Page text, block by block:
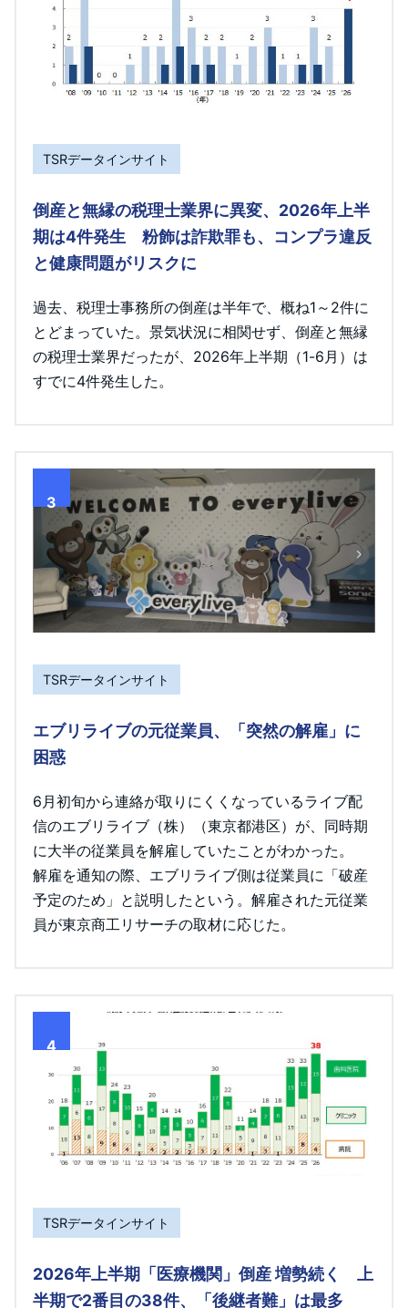
TSRデータインサイト
倒産と無縁の税理士業界に異変、2026年上半
期は4件発生 粉飾は詐欺罪も、コンプラ違反
と健康問題がリスクに
過去、税理士事務所の倒産は半年で、概ね1～2件に
とどまっていた。景気状況に相関せず、倒産と無縁
の税理士業界だったが、2026年上半期（1-6月）は
すでに4件発生した。
3
TSRデータインサイト
エブリライブの元従業員、「突然の解雇」に
困惑
6月初旬から連絡が取りにくくなっているライブ配
信のエブリライブ（株）（東京都港区）が、同時期
に大半の従業員を解雇していたことがわかった。
解雇を通知の際、エブリライブ側は従業員に「破産
予定のため」と説明したという。解雇された元従業
員が東京商工リサーチの取材に応じた。
4
TSRデータインサイト
2026年上半期「医療機関」倒産 増勢続く 上
半期で2番目の38件、「後継者難」は最多